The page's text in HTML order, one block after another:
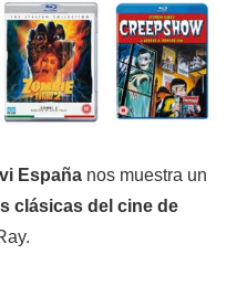
España nos muestra un
clásicas del cine de